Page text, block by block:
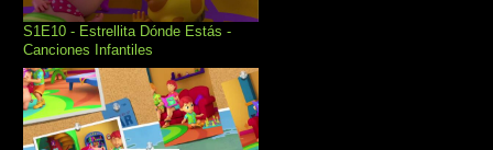
S1E10 - Estrellita Dónde Estás -
Canciones Infantiles